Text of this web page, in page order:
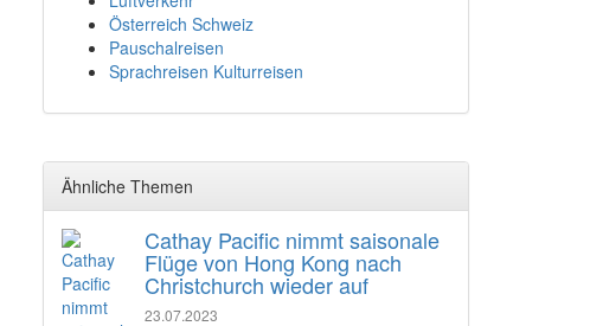
Österreich Schweiz
Pauschalreisen
Sprachreisen Kulturreisen
Ähnliche Themen
Cathay Pacific nimmt saisonale
Flüge von Hong Kong nach
Christchurch wieder auf
23.07.2023